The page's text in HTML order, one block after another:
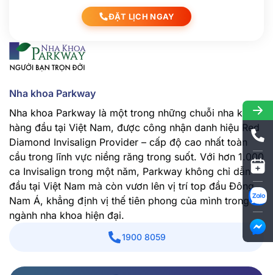
ĐẶT LỊCH NGAY
Nha khoa Parkway
Nha khoa Parkway là một trong những chuỗi nha khoa
hàng đầu tại Việt Nam, được công nhận danh hiệu Red
Diamond Invisalign Provider – cấp độ cao nhất toàn
cầu trong lĩnh vực niềng răng trong suốt. Với hơn 1.000
ca Invisalign trong một năm, Parkway không chỉ dẫn
đầu tại Việt Nam mà còn vươn lên vị trí top đầu Đông
Nam Á, khẳng định vị thế tiên phong của mình trong
ngành nha khoa hiện đại.
1900 8059